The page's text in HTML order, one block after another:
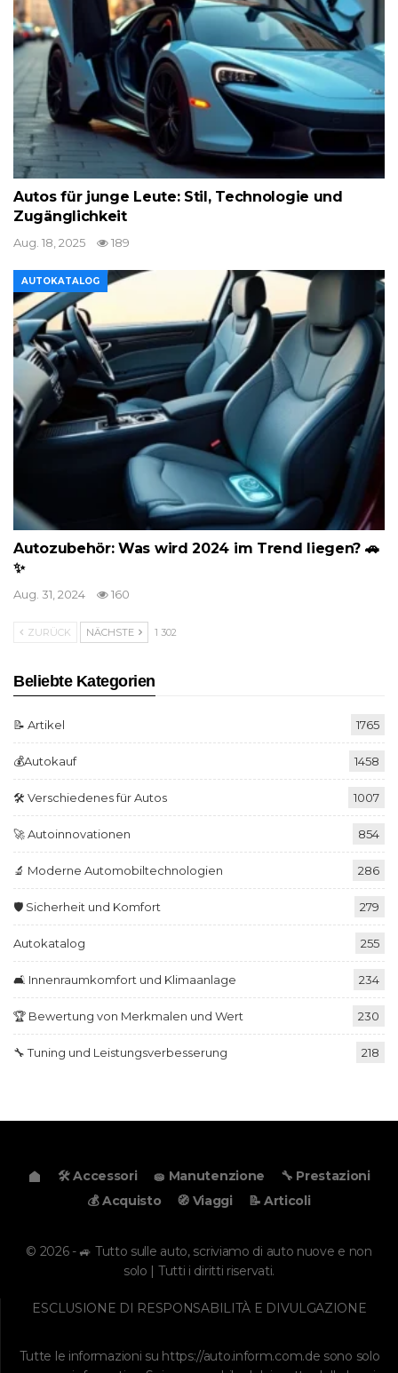
Autos für junge Leute: Stil, Technologie und
Zugänglichkeit
Aug. 18, 2025 189
AUTOKATALOG
Autozubehör: Was wird 2024 im Trend liegen? 🚗
✨
Aug. 31, 2024 160
ZURÜCK NÄCHSTE 1 302
Beliebte Kategorien
📝 Artikel 1765
💰Autokauf 1458
🛠️ Verschiedenes für Autos 1007
🚀 Autoinnovationen 854
🔬 Moderne Automobiltechnologien 286
🛡️ Sicherheit und Komfort 279
Autokatalog 255
🛋️ Innenraumkomfort und Klimaanlage 234
🏆 Bewertung von Merkmalen und Wert 230
🔧 Tuning und Leistungsverbesserung 218
🛠️ Accessori 🧽 Manutenzione
🔧 Prestazioni
💰 Acquisto
🧭 Viaggi 📝 Articoli
© 2026 - 🚙 Tutto sulle auto, scriviamo di auto nuove e non
solo | Tutti i diritti riservati.
ESCLUSIONE DI RESPONSABILITÀ E DIVULGAZIONE
Tutte le informazioni su https://auto.inform.com.de sono solo